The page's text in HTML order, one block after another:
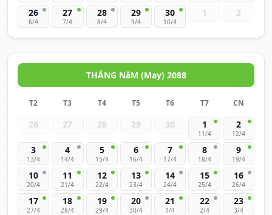
26
6/4
27
7/4
28
8/4
29
9/4
30
10/4
1 2
THÁNG NăM (May) 2088
T2 T3 T4 T5 T6 T7 CN
26 27 28 29 30 1
11/4
2
12/4
3
13/4
4
14/4
5
15/4
6
16/4
7
17/4
8
18/4
9
19/4
10
20/4
11
21/4
12
22/4
13
23/4
14
24/4
15
25/4
16
26/4
17
27/4
18
28/4
19
29/4
20
30/4
21
1/4
22
2/4
23
3/4